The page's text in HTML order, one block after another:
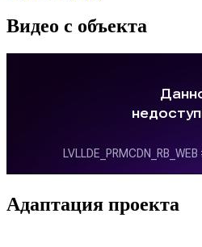
Видео с объекта
Адаптация проекта